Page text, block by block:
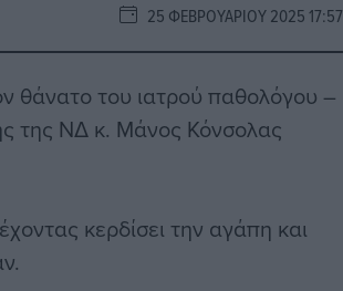
25 ΦΕΒΡΟΥΑΡΊΟΥ 2025 17:57
θάνατο του ιατρού παθολόγου –
της ΝΔ κ. Μάνος Κόνσολας
κερδίσει την αγάπη και